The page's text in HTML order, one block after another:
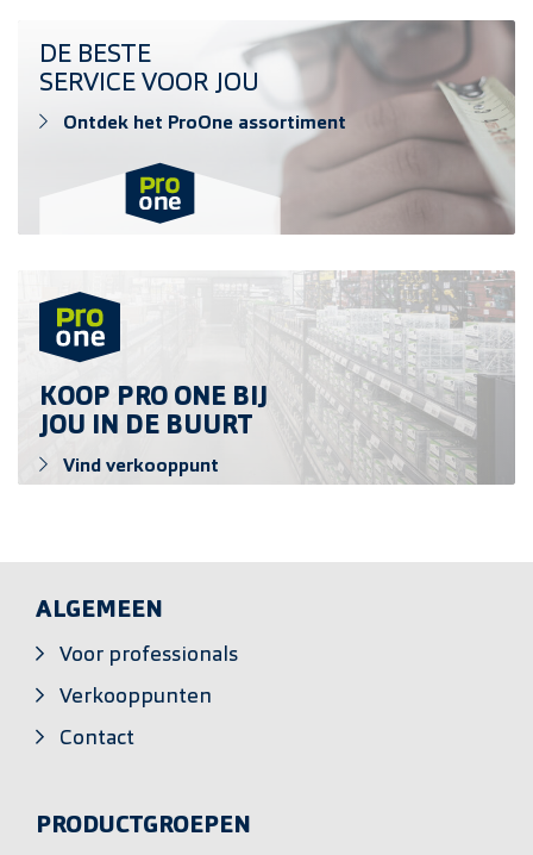
Ontdek het ProOne assortiment
DE BESTE
SERVICE VOOR JOU
Ontdek het ProOne assortiment
Vind verkooppunt
KOOP PRO ONE BIJ
JOU IN DE BUURT
Vind verkooppunt
ALGEMEEN
Voor professionals
Verkooppunten
Contact
PRODUCTGROEPEN